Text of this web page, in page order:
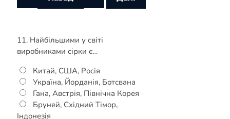
11. Найбільшими у світі
виробниками сірки є…
Китай, США, Росія
Україна, Йорданія, Ботсвана
Гана, Австрія, Північна Корея
Бруней, Східний Тімор,
Індонезія